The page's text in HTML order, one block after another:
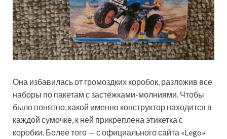
Она избавилась от громоздких коробок, разложив все
наборы по пакетам с застёжками-молниями. Чтобы
было понятно, какой именно конструктор находится в
каждой сумочке, к ней прикреплена этикетка с
коробки. Более того — с официального сайта «Lego»